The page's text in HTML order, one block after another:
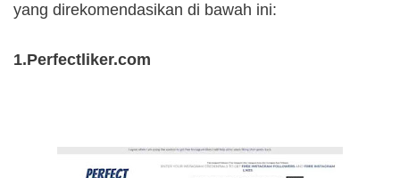
yang direkomendasikan di bawah ini:
1.Perfectliker.com